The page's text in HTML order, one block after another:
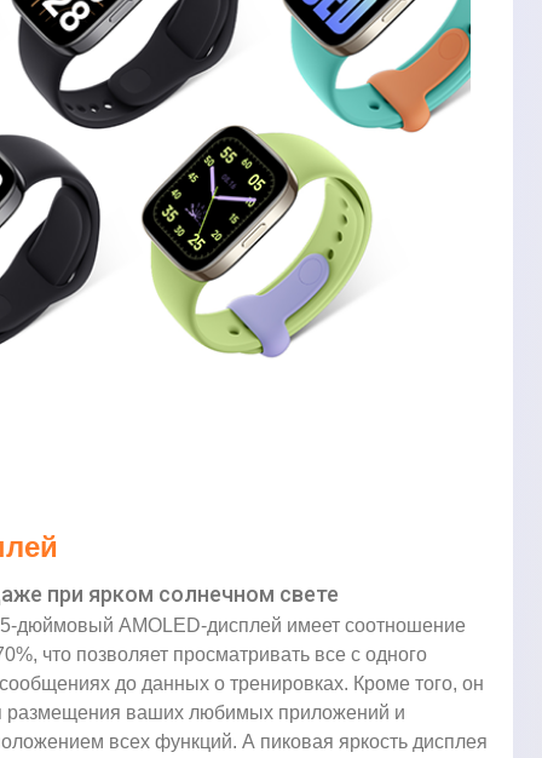
при ярком солнечном свете
дюймовый AMOLED-дисплей имеет соотношение
что позволяет просматривать все с одного
до данных о тренировках. Кроме того, он
размещения ваших любимых приложений и
всех функций. А пиковая яркость дисплея